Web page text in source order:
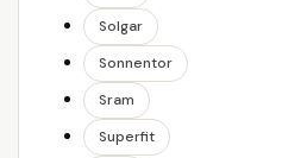
Solgar
Sonnentor
Sram
Superfit